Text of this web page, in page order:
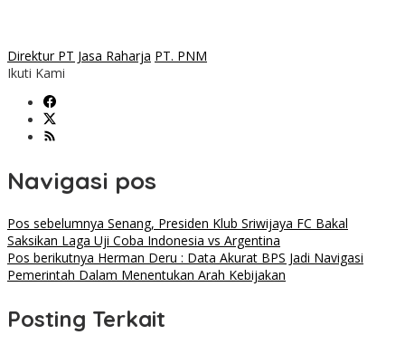
Direktur PT Jasa Raharja PT. PNM
Ikuti Kami
Navigasi pos
Pos sebelumnya Senang, Presiden Klub Sriwijaya FC Bakal
Saksikan Laga Uji Coba Indonesia vs Argentina
Pos berikutnya Herman Deru : Data Akurat BPS Jadi Navigasi
Pemerintah Dalam Menentukan Arah Kebijakan
Posting Terkait